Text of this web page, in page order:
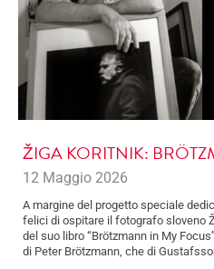
ŽIGA KORITNIK:
12 Maggio 2026
A margine del progetto speciale
felici di ospitare il fotografo sloveno
del suo libro “Brötzmann in My
di Peter Brötzmann, che di